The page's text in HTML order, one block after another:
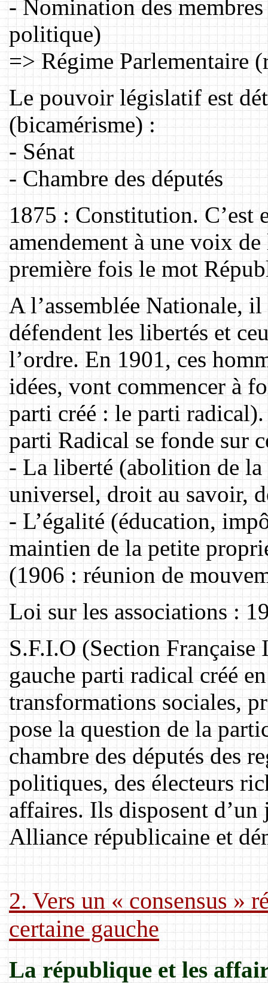
- Nomination des
politique)
=> Régime Parlementaire
Le pouvoir législatif est
(bicamérisme) :
- Sénat
- Chambre des députés
1875 : Constitution. C’est
amendement à une voix
première fois le mot
A l’assemblée Nationale,
défendent les libertés et
l’ordre. En 1901, ces
idées, vont commencer à
parti créé : le parti
parti Radical se fonde sur
- La liberté (abolition de la
universel, droit au savoir,
- L’égalité (éducation,
maintien de la petite
(1906 : réunion de
Loi sur les associations :
S.F.I.O (Section
gauche parti radical créé
transformations sociales,
pose la question de la
chambre des députés des
politiques, des électeurs
affaires. Ils disposent
Alliance républicaine et
2. Vers un « consensus »
certaine gauche
La république et les